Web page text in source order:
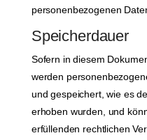
personenbezogenen
Speicherdauer
Sofern in diesem
werden
und gespeichert, wie es
erhoben wurden, und
erfüllenden rechtlichen